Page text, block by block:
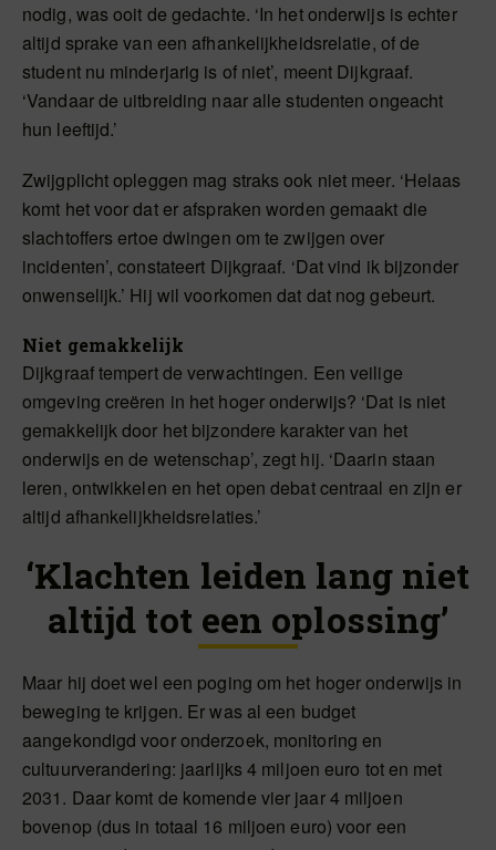
nodig, was ooit de gedachte. ‘In het onderwijs is echter
altijd sprake van een afhankelijkheidsrelatie, of de
student nu minderjarig is of niet’, meent Dijkgraaf.
‘Vandaar de uitbreiding naar alle studenten ongeacht
hun leeftijd.’
Zwijgplicht opleggen mag straks ook niet meer. ‘Helaas
komt het voor dat er afspraken worden gemaakt die
slachtoffers ertoe dwingen om te zwijgen over
incidenten’, constateert Dijkgraaf. ‘Dat vind ik bijzonder
onwenselijk.’ Hij wil voorkomen dat dat nog gebeurt.
Niet gemakkelijk
Dijkgraaf tempert de verwachtingen. Een veilige
omgeving creëren in het hoger onderwijs? ‘Dat is niet
gemakkelijk door het bijzondere karakter van het
onderwijs en de wetenschap’, zegt hij. ‘Daarin staan
leren, ontwikkelen en het open debat centraal en zijn er
altijd afhankelijkheidsrelaties.’
‘Klachten leiden lang niet
altijd tot een oplossing’
Maar hij doet wel een poging om het hoger onderwijs in
beweging te krijgen. Er was al een budget
aangekondigd voor onderzoek, monitoring en
cultuurverandering: jaarlijks 4 miljoen euro tot en met
2031. Daar komt de komende vier jaar 4 miljoen
bovenop (dus in totaal 16 miljoen euro) voor een